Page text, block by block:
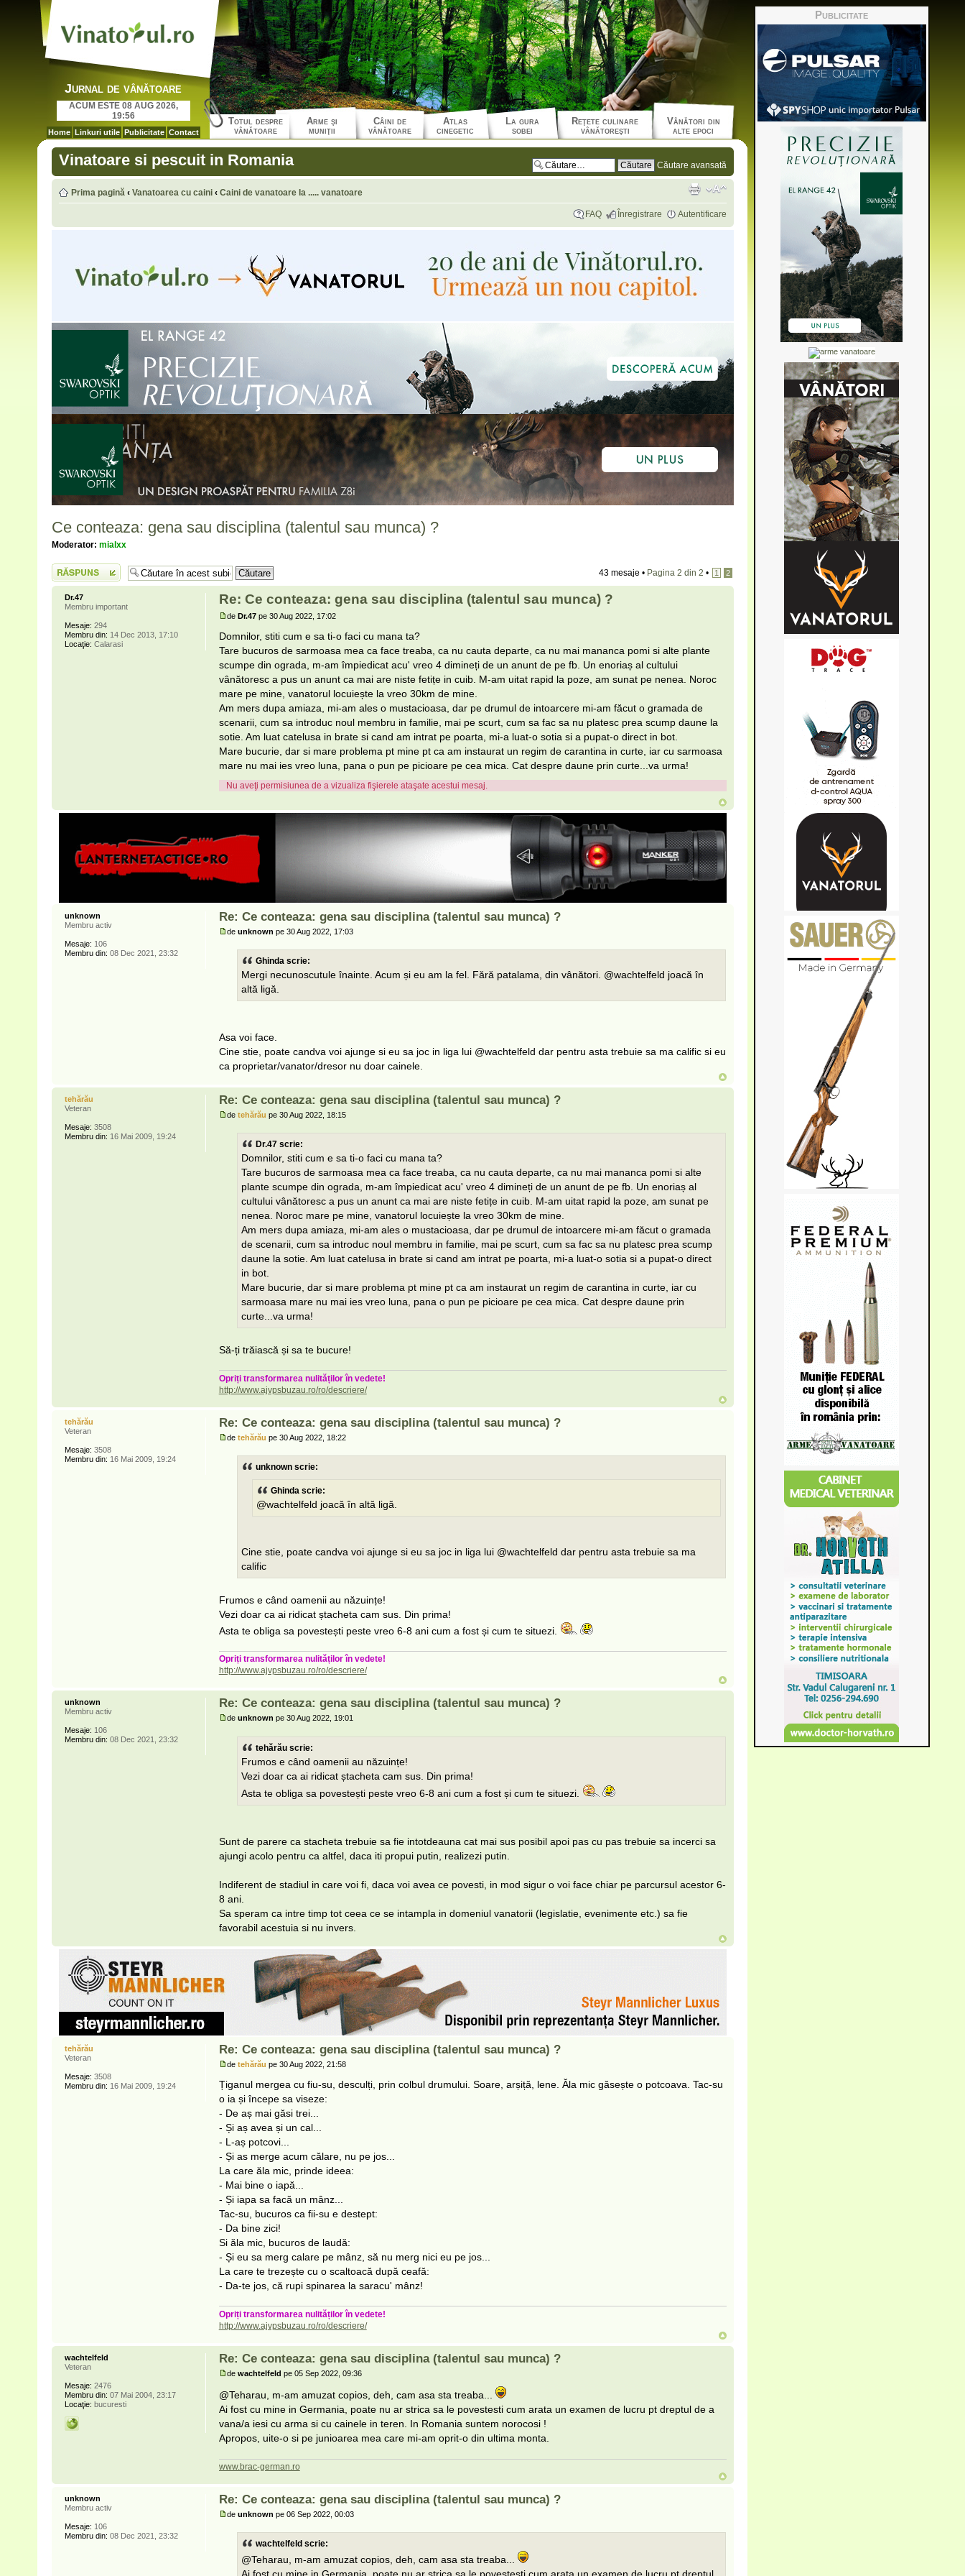
Jurnal de vânătoare
ACUM ESTE 08 AUG 2026,
19:56
Home Linkuri utile Publicitate Contact
Totul despre
vânătoare
Arme şi
muniţii
Câini de
vânătoare
Atlas
cinegetic
La gura
sobei
Reţete culinare
vânătoreşti
Vânători din
alte epoci
Vinatoare si pescuit in Romania Căutare avansată
Prima pagină ‹ Vanatoarea cu caini ‹ Caini de vanatoare la ..... vanatoare
FAQ Înregistrare Autentificare
Ce conteaza: gena sau disciplina (talentul sau munca) ?
Moderator: mialxx
Scrie un răspuns 43 mesaje • Pagina 2 din 2 • 1 2
Re: Ce conteaza: gena sau disciplina (talentul sau munca) ?
de Dr.47pe 30 Aug 2022, 17:02
Domnilor, stiti cum e sa ti-o faci cu mana ta?
Tare bucuros de sarmoasa mea ca face treaba, ca nu cauta departe, ca nu mai mananca pomi si alte plante
scumpe din ograda, m-am împiedicat acu' vreo 4 dimineți de un anunt de pe fb. Un enoriaș al cultului
vânătoresc a pus un anunt ca mai are niste fetițe in cuib. M-am uitat rapid la poze, am sunat pe nenea. Noroc
mare pe mine, vanatorul locuiește la vreo 30km de mine.
Am mers dupa amiaza, mi-am ales o mustacioasa, dar pe drumul de intoarcere mi-am făcut o gramada de
scenarii, cum sa introduc noul membru in familie, mai pe scurt, cum sa fac sa nu platesc prea scump daune la
sotie. Am luat catelusa in brate si cand am intrat pe poarta, mi-a luat-o sotia si a pupat-o direct in bot.
Mare bucurie, dar si mare problema pt mine pt ca am instaurat un regim de carantina in curte, iar cu sarmoasa
mare nu mai ies vreo luna, pana o pun pe picioare pe cea mica. Cat despre daune prin curte...va urma!
Nu aveţi permisiunea de a vizualiza fişierele ataşate acestui mesaj.
Dr.47
Membru important
Mesaje: 294
Membru din: 14 Dec 2013, 17:10
Locaţie: Calarasi
Re: Ce conteaza: gena sau disciplina (talentul sau munca) ?
de unknown pe 30 Aug 2022, 17:03
Ghinda scrie:
Mergi necunoscutule înainte. Acum și eu am la fel. Fără patalama, din vânători. @wachtelfeld joacă în
altă ligă.
Asa voi face.
Cine stie, poate candva voi ajunge si eu sa joc in liga lui @wachtelfeld dar pentru asta trebuie sa ma calific si eu
ca proprietar/vanator/dresor nu doar cainele.
unknown
Membru activ
Mesaje: 106
Membru din: 08 Dec 2021, 23:32
Re: Ce conteaza: gena sau disciplina (talentul sau munca) ?
de tehărău pe 30 Aug 2022, 18:15
Dr.47 scrie:
Domnilor, stiti cum e sa ti-o faci cu mana ta?
Tare bucuros de sarmoasa mea ca face treaba, ca nu cauta departe, ca nu mai mananca pomi si alte
plante scumpe din ograda, m-am împiedicat acu' vreo 4 dimineți de un anunt de pe fb. Un enoriaș al
cultului vânătoresc a pus un anunt ca mai are niste fetițe in cuib. M-am uitat rapid la poze, am sunat pe
nenea. Noroc mare pe mine, vanatorul locuiește la vreo 30km de mine.
Am mers dupa amiaza, mi-am ales o mustacioasa, dar pe drumul de intoarcere mi-am făcut o gramada
de scenarii, cum sa introduc noul membru in familie, mai pe scurt, cum sa fac sa nu platesc prea scump
daune la sotie. Am luat catelusa in brate si cand am intrat pe poarta, mi-a luat-o sotia si a pupat-o direct
in bot.
Mare bucurie, dar si mare problema pt mine pt ca am instaurat un regim de carantina in curte, iar cu
sarmoasa mare nu mai ies vreo luna, pana o pun pe picioare pe cea mica. Cat despre daune prin
curte...va urma!
Să-ți trăiască și sa te bucure!
Opriți transformarea nulităților în vedete!
http://www.ajvpsbuzau.ro/ro/descriere/
tehărău
Veteran
Mesaje: 3508
Membru din: 16 Mai 2009, 19:24
Re: Ce conteaza: gena sau disciplina (talentul sau munca) ?
de tehărău pe 30 Aug 2022, 18:22
unknown scrie:
Ghinda scrie:
@wachtelfeld joacă în altă ligă.
Cine stie, poate candva voi ajunge si eu sa joc in liga lui @wachtelfeld dar pentru asta trebuie sa ma
calific
Frumos e când oamenii au năzuințe!
Vezi doar ca ai ridicat ștacheta cam sus. Din prima!
Asta te obliga sa povestești peste vreo 6-8 ani cum a fost și cum te situezi.
Opriți transformarea nulităților în vedete!
http://www.ajvpsbuzau.ro/ro/descriere/
tehărău
Veteran
Mesaje: 3508
Membru din: 16 Mai 2009, 19:24
Re: Ce conteaza: gena sau disciplina (talentul sau munca) ?
de unknown pe 30 Aug 2022, 19:01
tehărău scrie:
Frumos e când oamenii au năzuințe!
Vezi doar ca ai ridicat ștacheta cam sus. Din prima!
Asta te obliga sa povestești peste vreo 6-8 ani cum a fost și cum te situezi.
Sunt de parere ca stacheta trebuie sa fie intotdeauna cat mai sus posibil apoi pas cu pas trebuie sa incerci sa
ajungi acolo pentru ca altfel, daca iti propui putin, realizezi putin.
Indiferent de stadiul in care voi fi, daca voi avea ce povesti, in mod sigur o voi face chiar pe parcursul acestor 6-
8 ani.
Sa speram ca intre timp tot ceea ce se intampla in domeniul vanatorii (legislatie, evenimente etc.) sa fie
favorabil acestuia si nu invers.
unknown
Membru activ
Mesaje: 106
Membru din: 08 Dec 2021, 23:32
Re: Ce conteaza: gena sau disciplina (talentul sau munca) ?
de tehărău pe 30 Aug 2022, 21:58
Țiganul mergea cu fiu-su, desculți, prin colbul drumului. Soare, arșiță, lene. Ăla mic găsește o potcoava. Tac-su
o ia și începe sa viseze:
- De aș mai găsi trei...
- Și aș avea și un cal...
- L-aș potcovi...
- Și as merge acum călare, nu pe jos...
La care ăla mic, prinde ideea:
- Mai bine o iapă...
- Și iapa sa facă un mânz...
Tac-su, bucuros ca fii-su e destept:
- Da bine zici!
Si ăla mic, bucuros de laudă:
- Și eu sa merg calare pe mânz, să nu merg nici eu pe jos...
La care te trezește cu o scaltoacă după ceafă:
- Da-te jos, că rupi spinarea la saracu' mânz!
Opriți transformarea nulităților în vedete!
http://www.ajvpsbuzau.ro/ro/descriere/
tehărău
Veteran
Mesaje: 3508
Membru din: 16 Mai 2009, 19:24
Re: Ce conteaza: gena sau disciplina (talentul sau munca) ?
de wachtelfeld pe 05 Sep 2022, 09:36
@Teharau, m-am amuzat copios, deh, cam asa sta treaba...
Ai fost cu mine in Germania, poate nu ar strica sa le povestesti cum arata un examen de lucru pt dreptul de a
vana/a iesi cu arma si cu cainele in teren. In Romania suntem norocosi !
Apropos, uite-o si pe junioarea mea care mi-am oprit-o din ultima monta.
www.brac-german.ro
wachtelfeld
Veteran
Mesaje: 2476
Membru din: 07 Mai 2004, 23:17
Locaţie: bucuresti
Re: Ce conteaza: gena sau disciplina (talentul sau munca) ?
de unknown pe 06 Sep 2022, 00:03
wachtelfeld scrie:
@Teharau, m-am amuzat copios, deh, cam asa sta treaba...
unknown
Membru activ
Mesaje: 106
Membru din: 08 Dec 2021, 23:32
Publicitate